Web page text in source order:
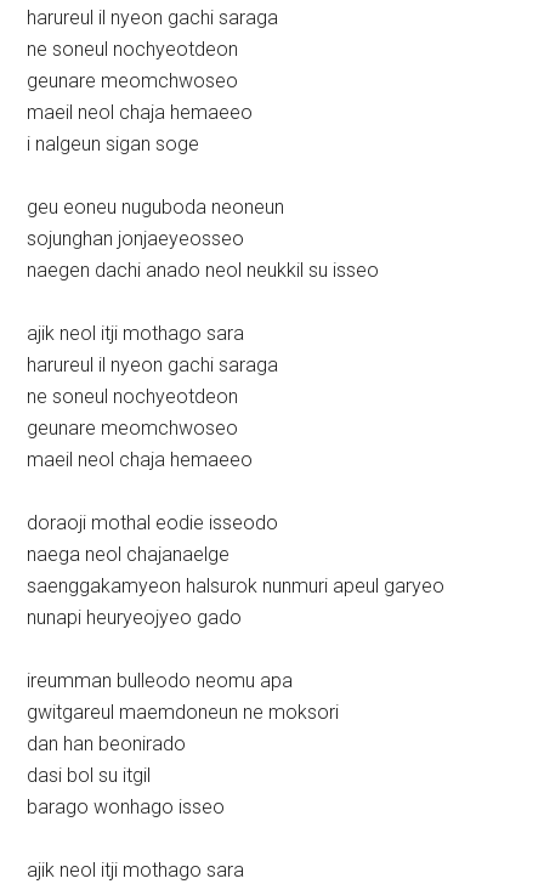
harureul il nyeon gachi saraga
ne soneul nochyeotdeon
geunare meomchwoseo
maeil neol chaja hemaeeo
i nalgeun sigan soge
geu eoneu nuguboda neoneun
sojunghan jonjaeyeosseo
naegen dachi anado neol neukkil su isseo
ajik neol itji mothago sara
harureul il nyeon gachi saraga
ne soneul nochyeotdeon
geunare meomchwoseo
maeil neol chaja hemaeeo
doraoji mothal eodie isseodo
naega neol chajanaelge
saenggakamyeon halsurok nunmuri apeul garyeo
nunapi heuryeojyeo gado
ireumman bulleodo neomu apa
gwitgareul maemdoneun ne moksori
dan han beonirado
dasi bol su itgil
barago wonhago isseo
ajik neol itji mothago sara